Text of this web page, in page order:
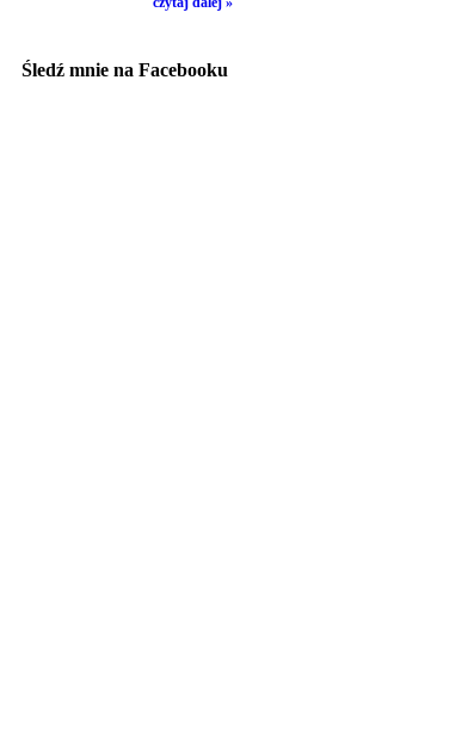
Śledź mnie na Facebooku